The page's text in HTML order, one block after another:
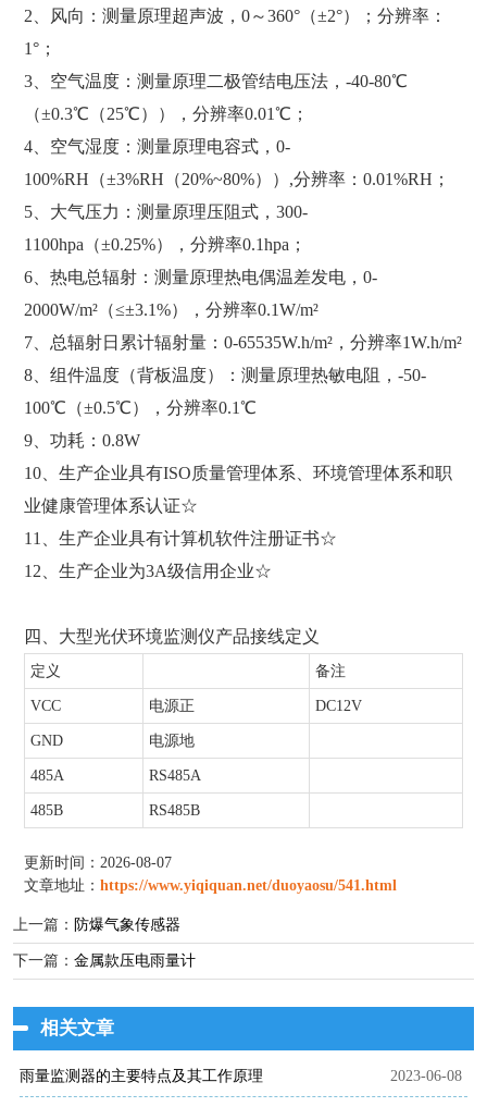
2、风向：测量原理超声波，0～360°（±2°）；分辨率：
1°；
3、空气温度：测量原理二极管结电压法，-40-80℃
（±0.3℃（25℃）），分辨率0.01℃；
4、空气湿度：测量原理电容式，0-
100%RH（±3%RH（20%~80%））,分辨率：0.01%RH；
5、大气压力：测量原理压阻式，300-
1100hpa（±0.25%），分辨率0.1hpa；
6、热电总辐射：测量原理热电偶温差发电，0-
2000W/m²（≤±3.1%），分辨率0.1W/m²
7、总辐射日累计辐射量：0-65535W.h/m²，分辨率1W.h/m²
8、组件温度（背板温度）：测量原理热敏电阻，-50-
100℃（±0.5℃），分辨率0.1℃
9、功耗：0.8W
10、生产企业具有ISO质量管理体系、环境管理体系和职
业健康管理体系认证☆
11、生产企业具有计算机软件注册证书☆
12、生产企业为3A级信用企业☆
四、大型光伏环境监测仪产品接线定义
定义 备注
VCC 电源正 DC12V
GND 电源地
485A RS485A
485B RS485B
更新时间：2026-08-07
文章地址： https://www.yiqiquan.net/duoyaosu/541.html
上一篇： 防爆气象传感器
下一篇： 金属款压电雨量计
相关文章
雨量监测器的主要特点及其工作原理 2023-06-08